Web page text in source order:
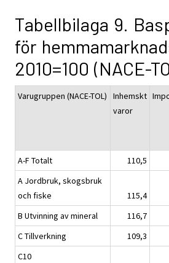
Tabellbilaga 9.
för
2010=100 (NACE-
Varugruppen (NACE-TOL)
Inhemskt
varor
A-F Totalt
110,5
A Jordbruk, skogsbruk
och fiske
115,4
B Utvinning av mineral
116,7
C Tillverkning
109,3
C10